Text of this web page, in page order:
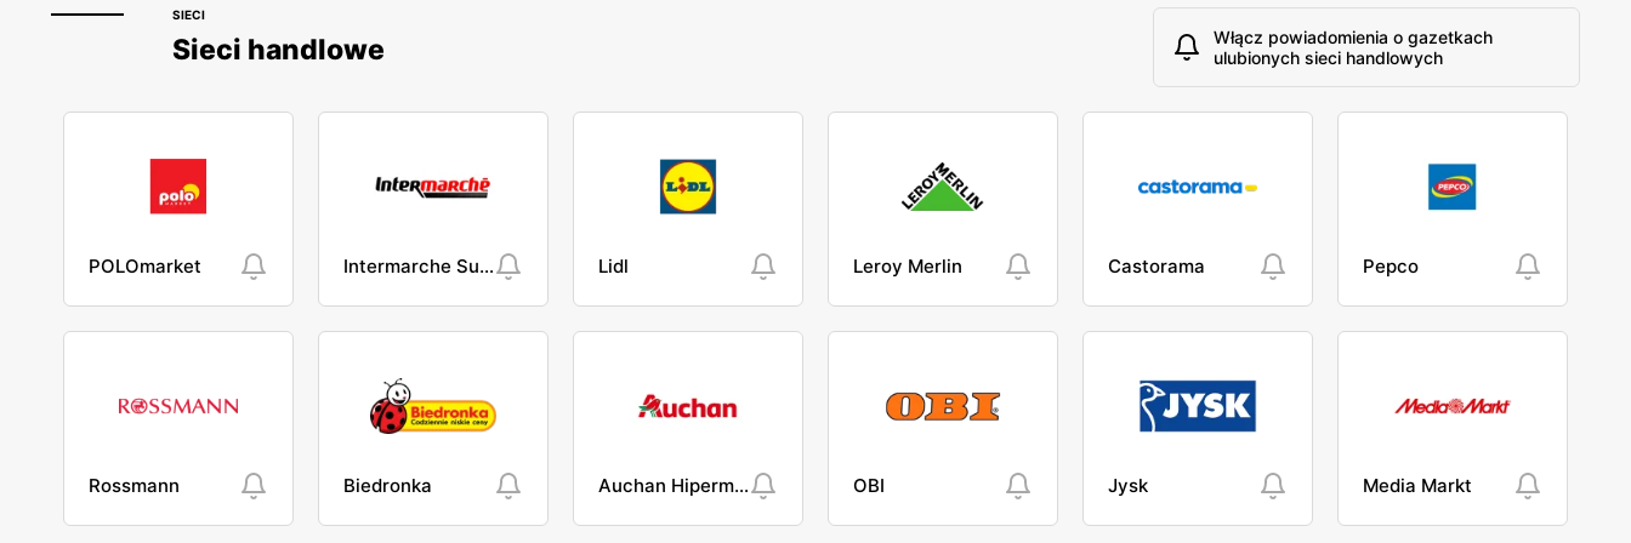
SIECI
Sieci handlowe
Włącz powiadomienia o gazetkach
ulubionych sieci handlowych
POLOmarket Intermarche Super Lidl Leroy Merlin Castorama Pepco
Rossmann Biedronka Auchan Hipermarket OBI Jysk Media Markt